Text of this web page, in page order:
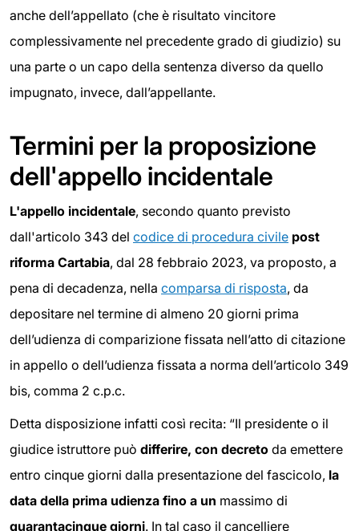
anche dell’appellato (che è risultato vincitore
complessivamente nel precedente grado di giudizio) su
una parte o un capo della sentenza diverso da quello
impugnato, invece, dall’appellante.
Termini per la proposizione
dell'appello incidentale
L'appello incidentale, secondo quanto previsto
dall'articolo 343 del codice di procedura civile post
riforma Cartabia, dal 28 febbraio 2023, va proposto, a
pena di decadenza, nella comparsa di risposta, da
depositare nel termine di almeno 20 giorni prima
dell’udienza di comparizione fissata nell’atto di citazione
in appello o dell’udienza fissata a norma dell’articolo 349
bis, comma 2 c.p.c.
Detta disposizione infatti così recita: “Il presidente o il
giudice istruttore può differire, con decreto da emettere
entro cinque giorni dalla presentazione del fascicolo, la
data della prima udienza fino a un massimo di
quarantacinque giorni. In tal caso il cancelliere